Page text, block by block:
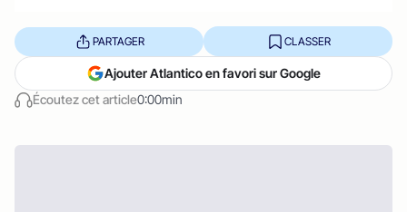
Écoutez cet article0:00min
PARTAGER CLASSER
Ajouter Atlantico en favori sur Google